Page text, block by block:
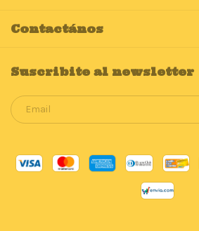
Contactános
Suscribite al newsletter